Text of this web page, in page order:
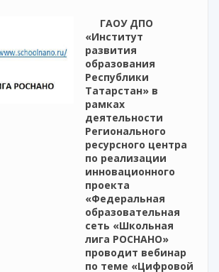
ГАОУ ДПО
«Институт
развития
образования
Республики
Татарстан» в
рамках
деятельности
Регионального
ресурсного центра
по реализации
инновационного
проекта
«Федеральная
образовательная
сеть «Школьная
лига РОСНАНО»
проводит вебинар
по теме «Цифровой